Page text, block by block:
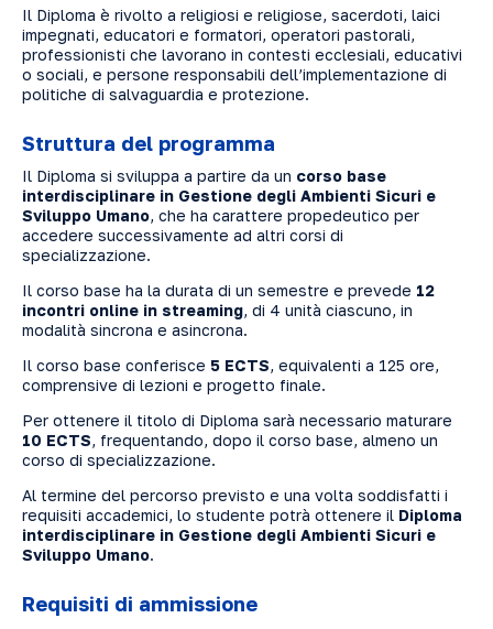
Il Diploma è rivolto a religiosi e religiose, sacerdoti, laici
impegnati, educatori e formatori, operatori pastorali,
professionisti che lavorano in contesti ecclesiali, educativi
o sociali, e persone responsabili dell’implementazione di
politiche di salvaguardia e protezione.
Struttura del programma
Il Diploma si sviluppa a partire da un corso base
interdisciplinare in Gestione degli Ambienti Sicuri e
Sviluppo Umano, che ha carattere propedeutico per
accedere successivamente ad altri corsi di
specializzazione.
Il corso base ha la durata di un semestre e prevede 12
incontri online in streaming, di 4 unità ciascuno, in
modalità sincrona e asincrona.
Il corso base conferisce 5 ECTS, equivalenti a 125 ore,
comprensive di lezioni e progetto finale.
Per ottenere il titolo di Diploma sarà necessario maturare
10 ECTS, frequentando, dopo il corso base, almeno un
corso di specializzazione.
Al termine del percorso previsto e una volta soddisfatti i
requisiti accademici, lo studente potrà ottenere il Diploma
interdisciplinare in Gestione degli Ambienti Sicuri e
Sviluppo Umano.
Requisiti di ammissione